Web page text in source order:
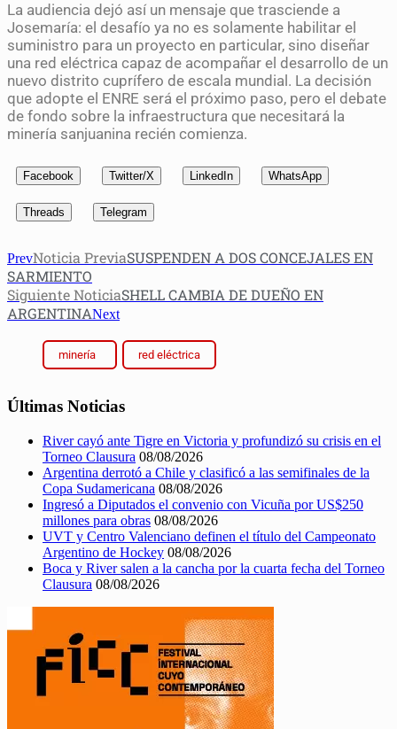
La audiencia dejó así un mensaje que trasciende a
Josemaría: el desafío ya no es solamente habilitar el
suministro para un proyecto en particular, sino diseñar
una red eléctrica capaz de acompañar el desarrollo de un
nuevo distrito cuprífero de escala mundial. La decisión
que adopte el ENRE será el próximo paso, pero el debate
de fondo sobre la infraestructura que necesitará la
minería sanjuanina recién comienza.
Facebook Twitter/X LinkedIn WhatsApp
Threads Telegram
PrevNoticia PreviaSUSPENDEN A DOS CONCEJALES EN
SARMIENTO
Siguiente NoticiaSHELL CAMBIA DE DUEÑO EN
ARGENTINANext
minería red eléctrica
Últimas Noticias
River cayó ante Tigre en Victoria y profundizó su crisis en el
Torneo Clausura 08/08/2026
Argentina derrotó a Chile y clasificó a las semifinales de la
Copa Sudamericana 08/08/2026
Ingresó a Diputados el convenio con Vicuña por US$250
millones para obras 08/08/2026
UVT y Centro Valenciano definen el título del Campeonato
Argentino de Hockey 08/08/2026
Boca y River salen a la cancha por la cuarta fecha del Torneo
Clausura 08/08/2026